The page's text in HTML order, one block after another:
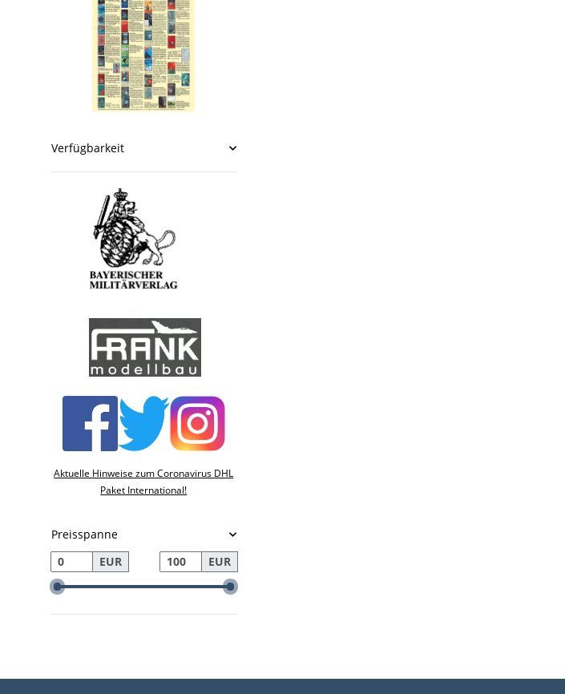
Verfügbarkeit
Aktuelle Hinweise zum Coronavirus DHL
Paket International!
Preisspanne
EUR
EUR